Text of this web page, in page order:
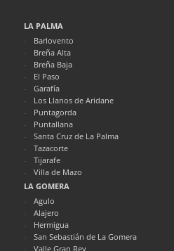
LA PALMA
Barlovento
Breña Alta
Breña Baja
El Paso
Garafía
Los Llanos de Aridane
Puntagorda
Puntallana
Santa Cruz de La Palma
Tazacorte
Tijarafe
Villa de Mazo
LA GOMERA
Agulo
Alajero
Hermigua
San Sebastián de La Gomera
Valle Gran Rey